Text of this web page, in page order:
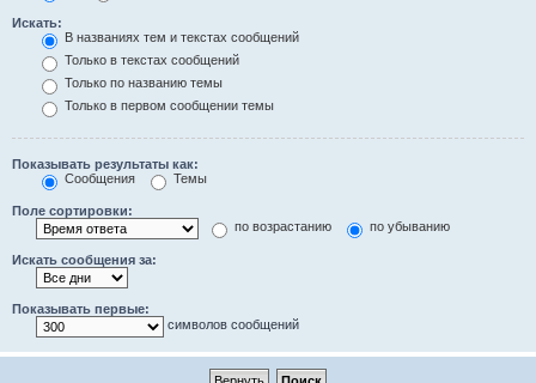
Искать:
В названиях тем и текстах сообщений
Только в текстах сообщений
Только по названию темы
Только в первом сообщении темы
Показывать результаты как:
Сообщения
Темы
Поле сортировки:
по возрастанию
по убыванию
Искать сообщения за:
Показывать первые:
символов сообщений